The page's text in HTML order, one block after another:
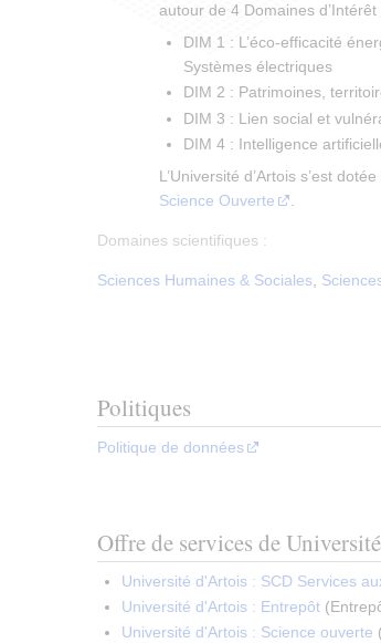
autour de 4 Domaines
DIM 1 : L’éco-efficacité
Systèmes électriques
DIM 2 : Patrimoines,
DIM 3 : Lien social et
DIM 4 : Intelligence
L’Université d’Artois s’est dotée
Science Ouverte
.
Domaines scientifiques :
Sciences Humaines & Sociales,
Politiques
Politique de données
Offre de services de
Université d'Artois : SCD Services
Université d'Artois : Entrepôt (
Université d'Artois : Science ouverte (